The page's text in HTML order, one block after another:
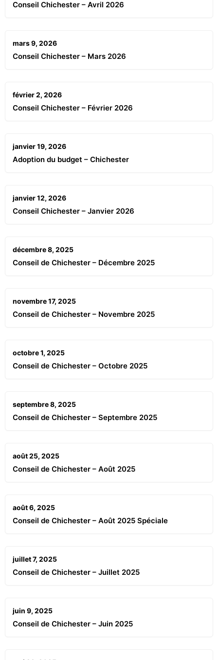
Conseil Chichester – Avril 2026
mars 9, 2026
Conseil Chichester – Mars 2026
février 2, 2026
Conseil Chichester – Février 2026
janvier 19, 2026
Adoption du budget – Chichester
janvier 12, 2026
Conseil Chichester – Janvier 2026
décembre 8, 2025
Conseil de Chichester – Décembre 2025
novembre 17, 2025
Conseil de Chichester – Novembre 2025
octobre 1, 2025
Conseil de Chichester – Octobre 2025
septembre 8, 2025
Conseil de Chichester – Septembre 2025
août 25, 2025
Conseil de Chichester – Août 2025
août 6, 2025
Conseil de Chichester – Août 2025 Spéciale
juillet 7, 2025
Conseil de Chichester – Juillet 2025
juin 9, 2025
Conseil de Chichester – Juin 2025